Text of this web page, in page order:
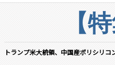
【
トランプ米大統領、中国産ポリシリコ